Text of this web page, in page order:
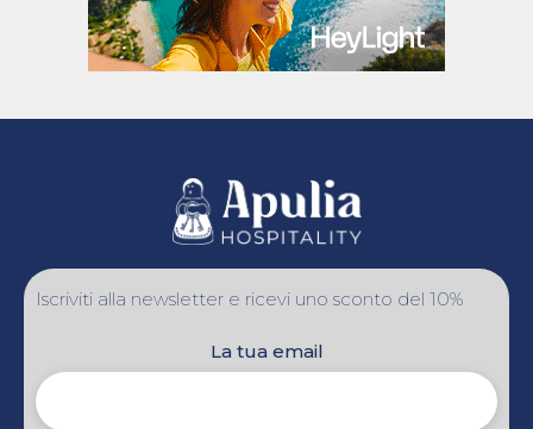
Iscriviti alla newsletter e ricevi uno sconto del 10%
La tua email